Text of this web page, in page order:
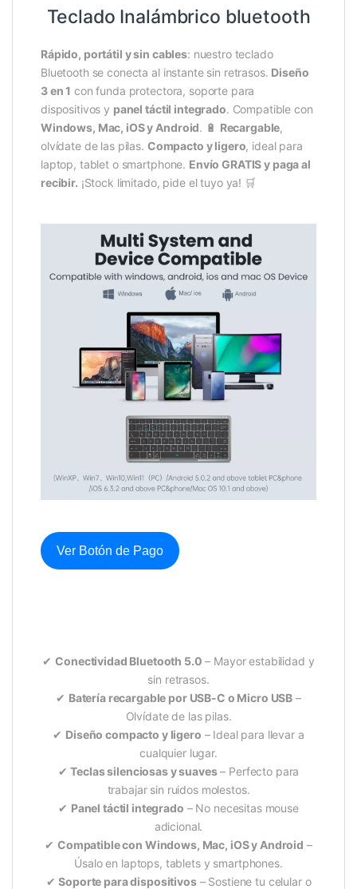
Teclado Inalámbrico bluetooth
Rápido, portátil y sin cables: nuestro teclado
Bluetooth se conecta al instante sin retrasos. Diseño
3 en 1 con funda protectora, soporte para
dispositivos y panel táctil integrado. Compatible con
Windows, Mac, iOS y Android. 🔋 Recargable,
olvídate de las pilas. Compacto y ligero, ideal para
laptop, tablet o smartphone. Envío GRATIS y paga al
recibir. ¡Stock limitado, pide el tuyo ya! 🛒
Ver Botón de Pago
✔Conectividad Bluetooth 5.0 – Mayor estabilidad y
sin retrasos.
✔ Batería recargable por USB-C o Micro USB –
Olvídate de las pilas.
✔ Diseño compacto y ligero – Ideal para llevar a
cualquier lugar.
✔Teclas silenciosas y suaves– Perfecto para
trabajar sin ruidos molestos.
✔ Panel táctil integrado – No necesitas mouse
adicional.
✔ Compatible con Windows, Mac, iOS y Android –
Úsalo en laptops, tablets y smartphones.
✔Soporte para dispositivos– Sostiene tu celular o